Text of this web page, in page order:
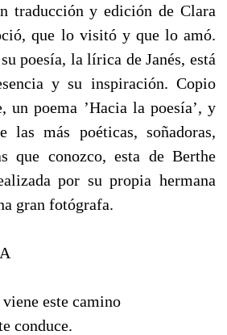
traducción y edición de Clara
que lo visitó y que lo amó.
poesía, la lírica de Janés, está
y su inspiración. Copio
un poema ’Hacia la poesía’, y
las más poéticas, soñadoras,
que conozco, esta de Berthe
por su propia hermana
gran fotógrafa.
este camino
conduce.